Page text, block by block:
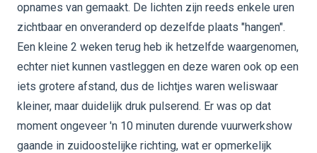
opnames van gemaakt. De lichten zijn reeds enkele uren
zichtbaar en onveranderd op dezelfde plaats "hangen".
Een kleine 2 weken terug heb ik hetzelfde waargenomen,
echter niet kunnen vastleggen en deze waren ook op een
iets grotere afstand, dus de lichtjes waren weliswaar
kleiner, maar duidelijk druk pulserend. Er was op dat
moment ongeveer 'n 10 minuten durende vuurwerkshow
gaande in zuidoostelijke richting, wat er opmerkelijk